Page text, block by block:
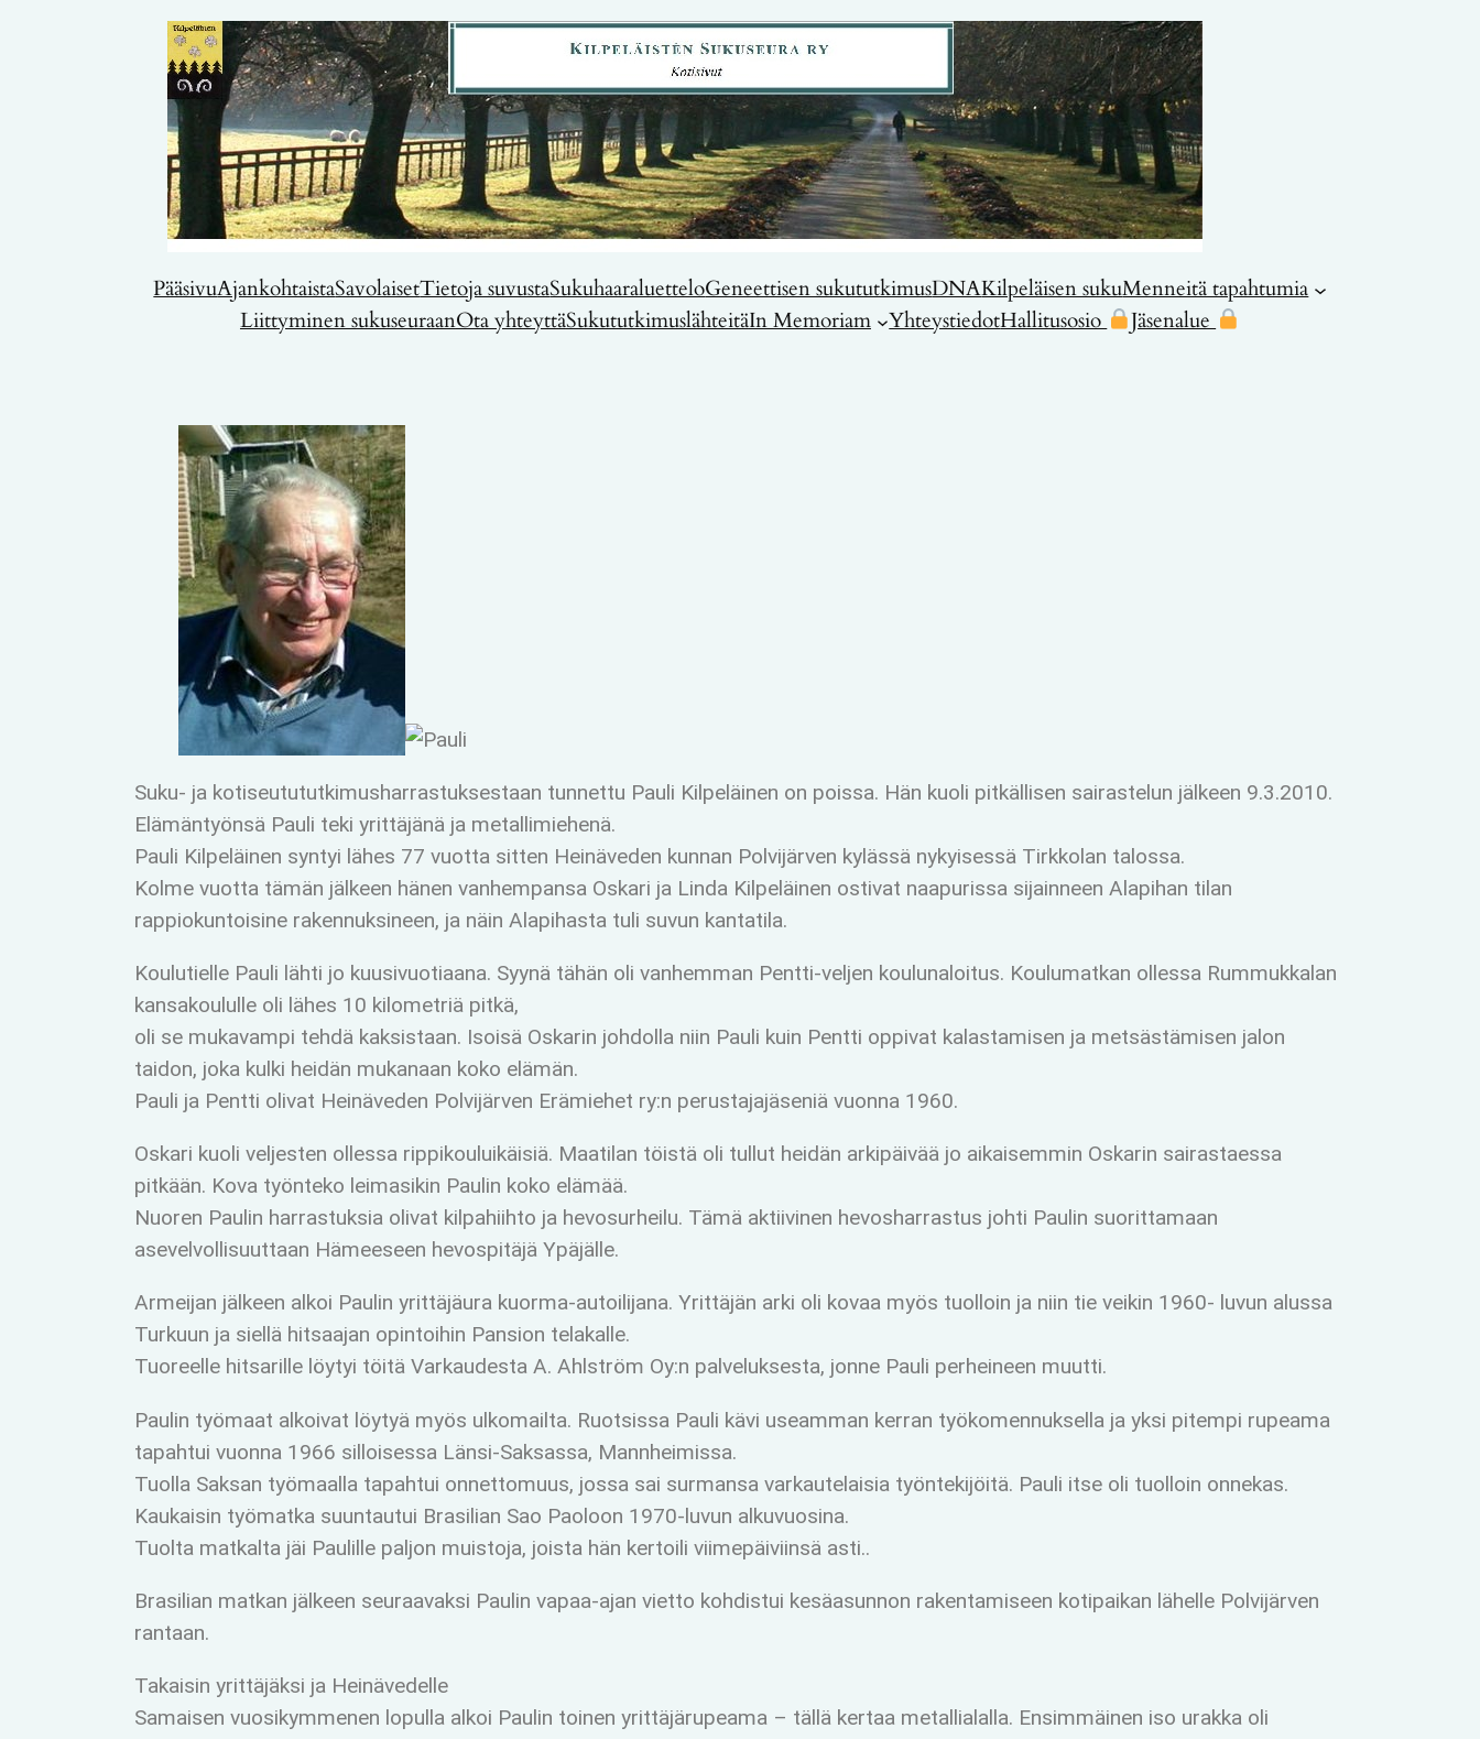
PääsivuAjankohtaistaSavolaisetTietoja suvustaSukuhaaraluetteloGeneettisen sukututkimusDNAKilpeläisen sukuMenneitä tapahtumia
Liittyminen sukuseuraanOta yhteyttäSukututkimuslähteitäIn Memoriam YhteystiedotHallitusosio Jäsenalue
Suku- ja kotiseutututkimusharrastuksestaan tunnettu Pauli Kilpeläinen on poissa. Hän kuoli pitkällisen sairastelun jälkeen 9.3.2010.
Elämäntyönsä Pauli teki yrittäjänä ja metallimiehenä.
Pauli Kilpeläinen syntyi lähes 77 vuotta sitten Heinäveden kunnan Polvijärven kylässä nykyisessä Tirkkolan talossa.
Kolme vuotta tämän jälkeen hänen vanhempansa Oskari ja Linda Kilpeläinen ostivat naapurissa sijainneen Alapihan tilan
rappiokuntoisine rakennuksineen, ja näin Alapihasta tuli suvun kantatila.
Koulutielle Pauli lähti jo kuusivuotiaana. Syynä tähän oli vanhemman Pentti-veljen koulunaloitus. Koulumatkan ollessa Rummukkalan
kansakoululle oli lähes 10 kilometriä pitkä,
oli se mukavampi tehdä kaksistaan. Isoisä Oskarin johdolla niin Pauli kuin Pentti oppivat kalastamisen ja metsästämisen jalon
taidon, joka kulki heidän mukanaan koko elämän.
Pauli ja Pentti olivat Heinäveden Polvijärven Erämiehet ry:n perustajajäseniä vuonna 1960.
Oskari kuoli veljesten ollessa rippikouluikäisiä. Maatilan töistä oli tullut heidän arkipäivää jo aikaisemmin Oskarin sairastaessa
pitkään. Kova työnteko leimasikin Paulin koko elämää.
Nuoren Paulin harrastuksia olivat kilpahiihto ja hevosurheilu. Tämä aktiivinen hevosharrastus johti Paulin suorittamaan
asevelvollisuuttaan Hämeeseen hevospitäjä Ypäjälle.
Armeijan jälkeen alkoi Paulin yrittäjäura kuorma-autoilijana. Yrittäjän arki oli kovaa myös tuolloin ja niin tie veikin 1960- luvun alussa
Turkuun ja siellä hitsaajan opintoihin Pansion telakalle.
Tuoreelle hitsarille löytyi töitä Varkaudesta A. Ahlström Oy:n palveluksesta, jonne Pauli perheineen muutti.
Paulin työmaat alkoivat löytyä myös ulkomailta. Ruotsissa Pauli kävi useamman kerran työkomennuksella ja yksi pitempi rupeama
tapahtui vuonna 1966 silloisessa Länsi-Saksassa, Mannheimissa.
Tuolla Saksan työmaalla tapahtui onnettomuus, jossa sai surmansa varkautelaisia työntekijöitä. Pauli itse oli tuolloin onnekas.
Kaukaisin työmatka suuntautui Brasilian Sao Paoloon 1970-luvun alkuvuosina.
Tuolta matkalta jäi Paulille paljon muistoja, joista hän kertoili viimepäiviinsä asti..
Brasilian matkan jälkeen seuraavaksi Paulin vapaa-ajan vietto kohdistui kesäasunnon rakentamiseen kotipaikan lähelle Polvijärven
rantaan.
Takaisin yrittäjäksi ja Heinävedelle
Samaisen vuosikymmenen lopulla alkoi Paulin toinen yrittäjärupeama – tällä kertaa metallialalla. Ensimmäinen iso urakka oli